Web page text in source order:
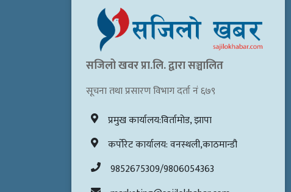
सजिलो खवर प्रा.लि. द्वारा सञ्चालित
सूचना तथा प्रसारण विभाग दर्ता नं ६७९
प्रमुख कार्यालय:विर्तामोड, झापा
कर्पोरेट कार्यालय: वनस्थली,काठमान्डौ
9852675309/9806054363